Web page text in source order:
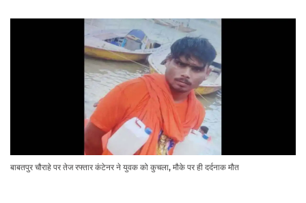
बाबतपुर चौराहे पर तेज रफ्तार कंटेनर ने युवक को कुचला, मौके पर ही दर्दनाक मौत